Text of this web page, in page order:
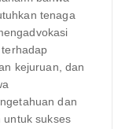
tenaga
kejuruan, dan
dan
untuk sukses